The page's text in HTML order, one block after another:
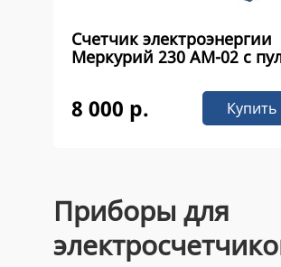
Счетчик электроэнергии
Меркурий 230 AM-02 с
8 000 р. Купить
Приборы для